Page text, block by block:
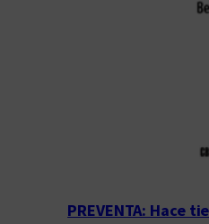
PREVENTA: Hace